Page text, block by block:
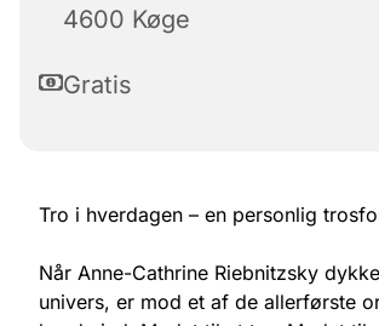
4600 Køge
Gratis
Tro i hverdagen – en personlig
Når Anne-Cathrine Riebnitzsky
univers, er mod et af de allerførste